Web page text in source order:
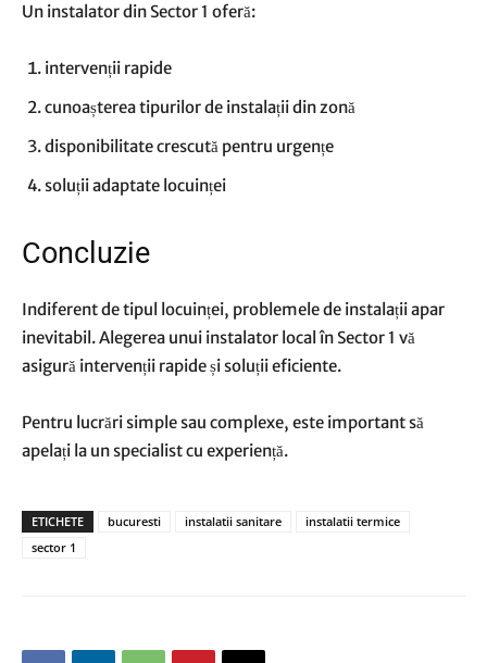
Un instalator din Sector 1 oferă:
intervenții rapide
cunoașterea tipurilor de instalații din zonă
disponibilitate crescută pentru urgențe
soluții adaptate locuinței
Concluzie
Indiferent de tipul locuinței, problemele de instalații apar
inevitabil. Alegerea unui instalator local în Sector 1 vă
asigură intervenții rapide și soluții eficiente.
Pentru lucrări simple sau complexe, este important să
apelați la un specialist cu experiență.
ETICHETE bucuresti instalatii sanitare
instalatii termice
sector 1